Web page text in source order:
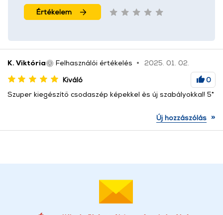
Értékelem
K. Viktória Felhasználói értékelés
2025. 01. 02.
Kiváló
0
Szuper kiegészítő csodaszép képekkel ès új szabályokkal! 5*
Új hozzászólás »